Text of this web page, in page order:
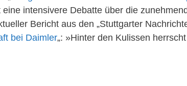
intensivere Debatte über die
Bericht aus den „Stuttgarter
bei Daimler„: »Hinter den Kulissen